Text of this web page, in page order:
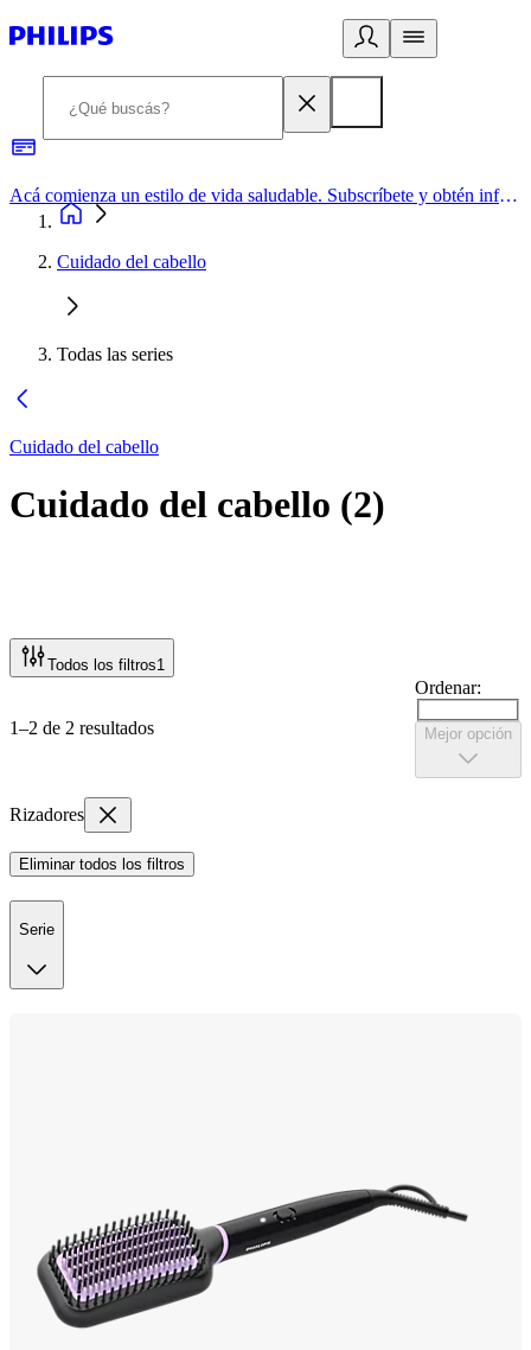
Acá comienza un estilo de vida saludable. Subscríbete y obtén información de primera mano
Cuidado del cabello
Todas las series
Cuidado del cabello
Cuidado del cabello (2)
Todos los filtros1
1–2 de 2 resultados
Ordenar:
Mejor opción
Rizadores
Eliminar todos los filtros
Serie